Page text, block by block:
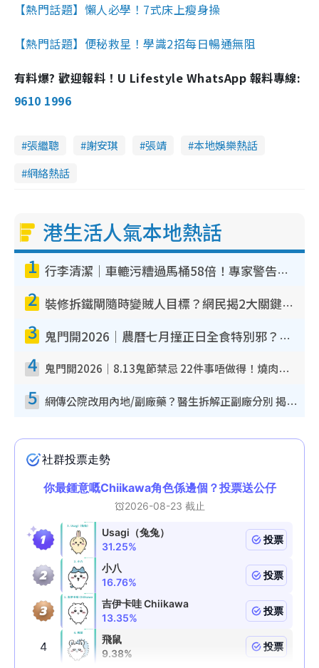
【熱門話題】懶人必學！7式床上瘦身操
【熱門話題】便秘救星！學識2招每日暢通無阻
有料爆? 歡迎報料！U Lifestyle WhatsApp 報料專線:
9610 1996
張繼聰 謝安琪 張靖
本地娛樂熱話
網絡熱話
港生活人氣本地熱話
1 行李清潔｜車轆污糟過馬桶58倍！專家警告忌用酒精抹 教1招免污手除菌
2 裝修拆鐵閘隨時變賊人目標？網民揭2大關鍵用途：裝新式等於白裝？附新舊鐵閘分別
3 鬼門開2026｜農曆七月撞正日全食特別邪？專家警告切忌做一事！揭4大禁忌+2招保平安
4 鬼門開2026｜8.13鬼節禁忌 22件事唔做得！燒肉、刺身要少食？半夜勿吹口哨/打呢個電話
5 網傳公院改用內地/副廠藥？醫生拆解正副廠分別 揭4類人換藥隨時出事